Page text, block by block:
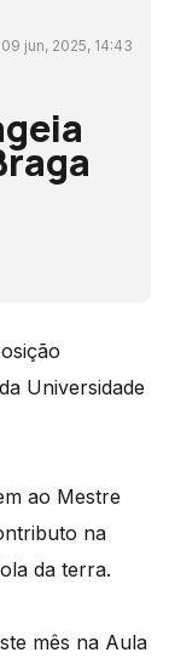
09 jun, 2025, 14:43
Universidade
ao Mestre
na
da terra.
mês na Aula